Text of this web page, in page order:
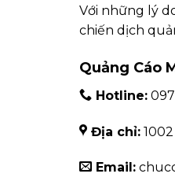
Với những lý
chiến dịch
Quảng Cáo
Hotline:
Địa chỉ:1002
Email: